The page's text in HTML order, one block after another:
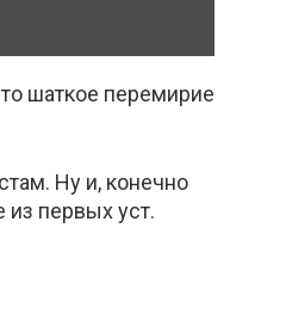
шаткое перемирие
Ну и, конечно
из первых уст.